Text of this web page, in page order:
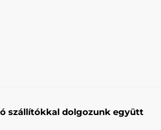
szállítókkal dolgozunk együtt